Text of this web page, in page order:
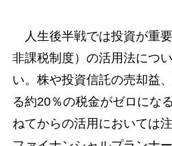
人生後半戦では投資が重
非課税制度）の活用法につ
い。株や投資信託の売却益
る約20％の税金がゼロにな
ねてからの活用においては